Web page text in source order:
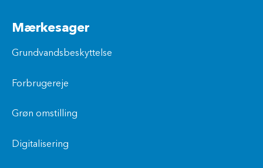
Mærkesager
Grundvandsbeskyttelse
Forbrugereje
Grøn omstilling
Digitalisering